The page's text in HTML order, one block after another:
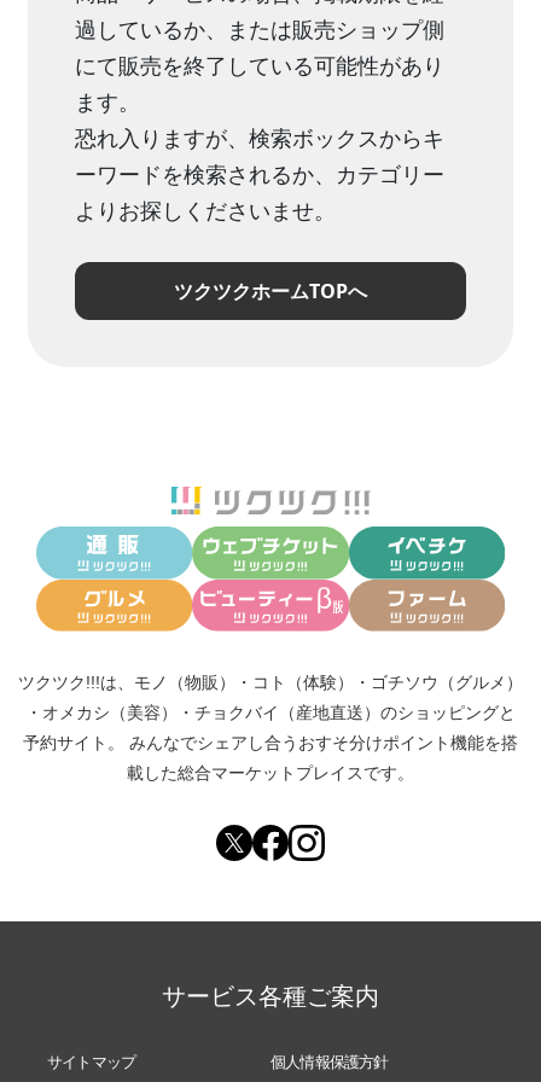
過しているか、または販売ショップ側
にて販売を終了している可能性があり
ます。
恐れ入りますが、検索ボックスからキ
ーワードを検索されるか、カテゴリー
よりお探しくださいませ。
ツクツクホームTOPへ
ツクツク!!!は、 モノ（物販） ・ コト（体験） ・ ゴチソウ（グルメ）
・ オメカシ（美容） ・ チョクバイ（産地直送） のショッピングと
予約サイト。
みんなでシェアし合う おすそ分けポイント機能を搭
載した総合マーケットプレイスです。
サービス各種ご案内
サイトマップ 個人情報保護方針